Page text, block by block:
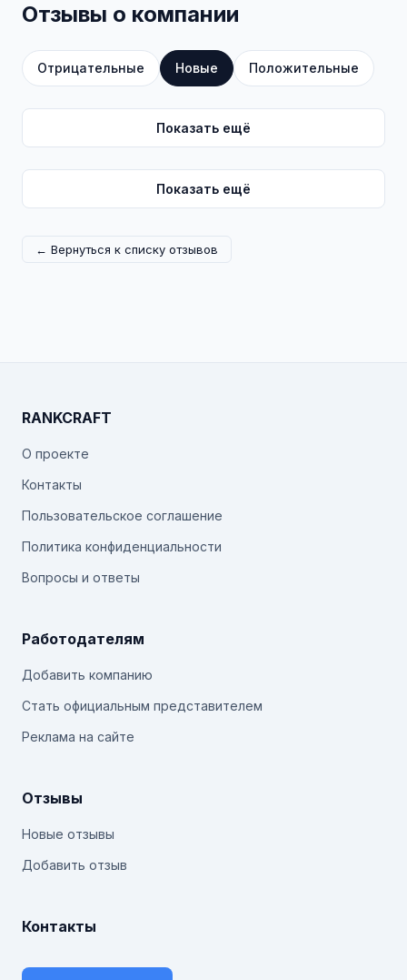
Отзывы о компании
Отрицательные Новые Положительные
Показать ещё
Показать ещё
← Вернуться к списку отзывов
RANKCRAFT
О проекте
Контакты
Пользовательское соглашение
Политика конфиденциальности
Вопросы и ответы
Работодателям
Добавить компанию
Стать официальным представителем
Реклама на сайте
Отзывы
Новые отзывы
Добавить отзыв
Контакты